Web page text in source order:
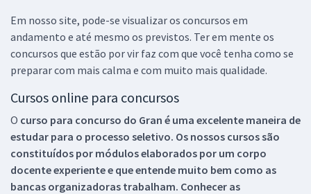
Em nosso site, pode-se visualizar os concursos em
andamento e até mesmo os previstos. Ter em mente os
concursos que estão por vir faz com que você tenha como se
preparar com mais calma e com muito mais qualidade.
Cursos online para concursos
O curso para concurso do Gran é uma excelente maneira de
estudar para o processo seletivo. Os nossos cursos são
constituídos por módulos elaborados por um corpo
docente experiente e que entende muito bem como as
bancas organizadoras trabalham. Conhecer as